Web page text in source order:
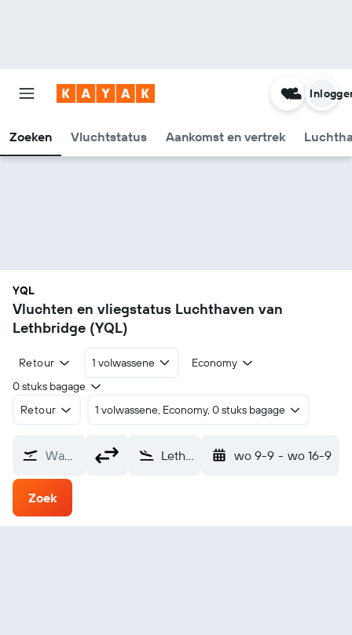
Zoeken Vluchtstatus Aankomst en vertrek
YQL
Vluchten en vliegstatus Luchthaven van
Lethbridge (YQL)
Retour 1 volwassene
Economy
0 stuks bagage
Retour
1 volwassene, Economy, 0 stuks bagage
Waarvandaan? Lethbridge (YQL) wo 9-9 - wo 16-9
Zoek